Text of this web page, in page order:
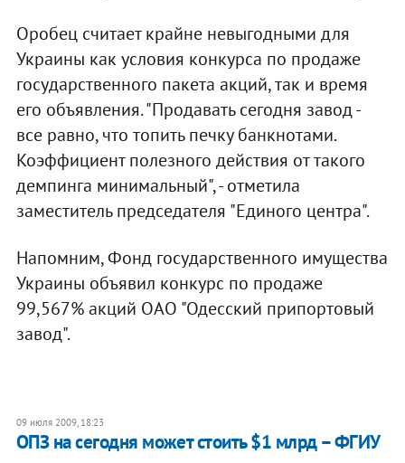
Оробец считает крайне невыгодными для
Украины как условия конкурса по продаже
государственного пакета акций, так и время
его объявления. "Продавать сегодня завод -
все равно, что топить печку банкнотами.
Коэффициент полезного действия от такого
демпинга минимальный", - отметила
заместитель председателя "Единого центра".
Напомним, Фонд государственного имущества
Украины объявил конкурс по продаже
99,567% акций ОАО "Одесский припортовый
завод".
09 июля 2009, 18:23
ОПЗ на сегодня может стоить $1 млрд – ФГИУ